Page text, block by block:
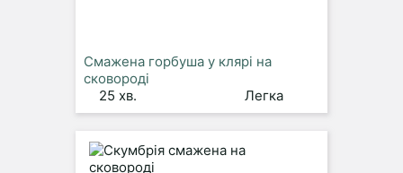
Смажена горбуша у клярі на
сковороді
25 хв.
Легка